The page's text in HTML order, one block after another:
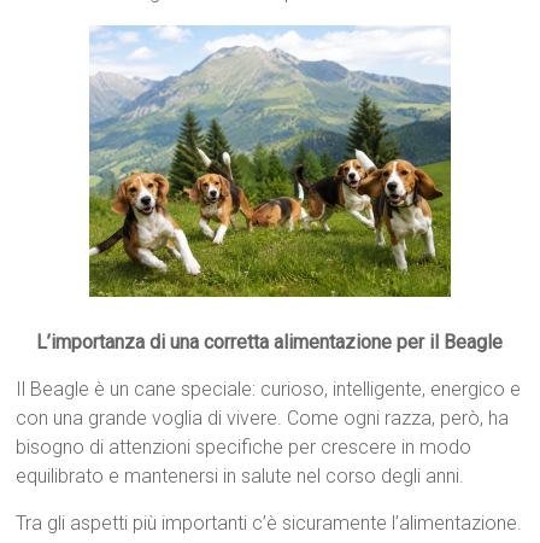
L’importanza di una corretta alimentazione per il Beagle
Il Beagle è un cane speciale: curioso, intelligente, energico e
con una grande voglia di vivere. Come ogni razza, però, ha
bisogno di attenzioni specifiche per crescere in modo
equilibrato e mantenersi in salute nel corso degli anni.
Tra gli aspetti più importanti c’è sicuramente l’alimentazione.